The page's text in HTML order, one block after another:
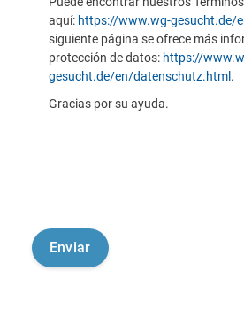
aquí: https://www.wg-gesucht.de/
siguiente página se ofrece más
protección de datos: https://
gesucht.de/en/datenschutz.html .
Gracias por su ayuda.